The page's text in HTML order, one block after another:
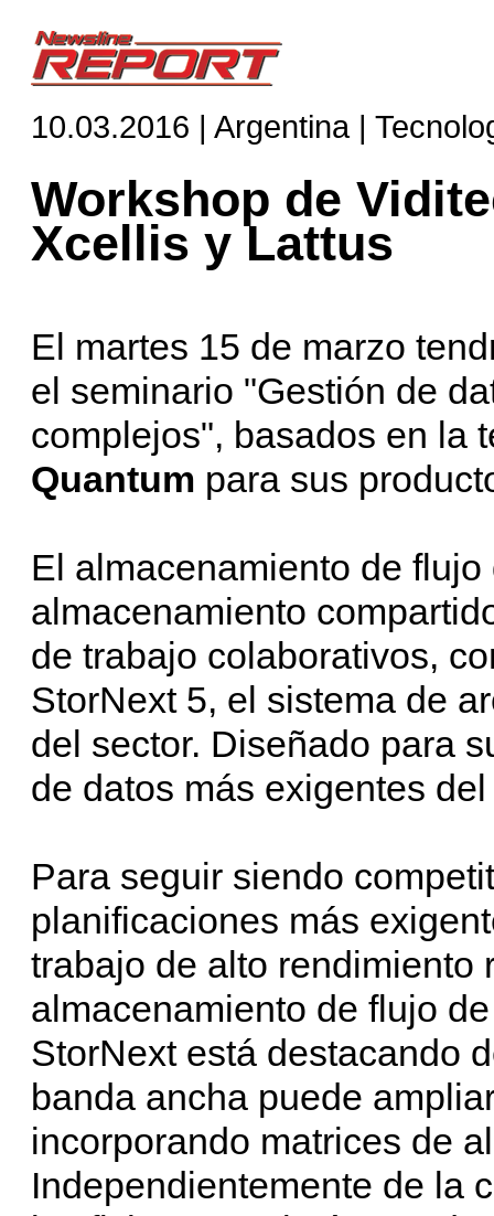
10.03.2016 | Argentina |
Workshop de
Xcellis y Lattus
El martes 15 de marzo
el seminario "Gestión de
complejos", basados en la
Quantum para sus
El almacenamiento de
almacenamiento
de trabajo colaborativos,
StorNext 5, el sistema de
del sector. Diseñado para
de datos más exigentes
Para seguir siendo
planificaciones más
trabajo de alto rendimiento
almacenamiento de flujo
StorNext está destacando
banda ancha puede
incorporando matrices de
Independientemente de la